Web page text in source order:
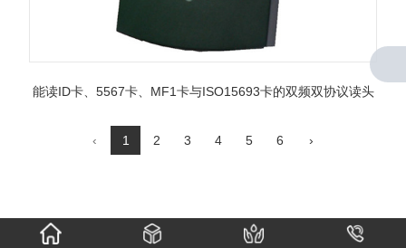
能读ID卡、5567卡、MF1卡与ISO15693卡的双频双协议读头
‹ 1 2 3 4 5 6 ›
产品中心 关于我们 导电知识体系 客户服务